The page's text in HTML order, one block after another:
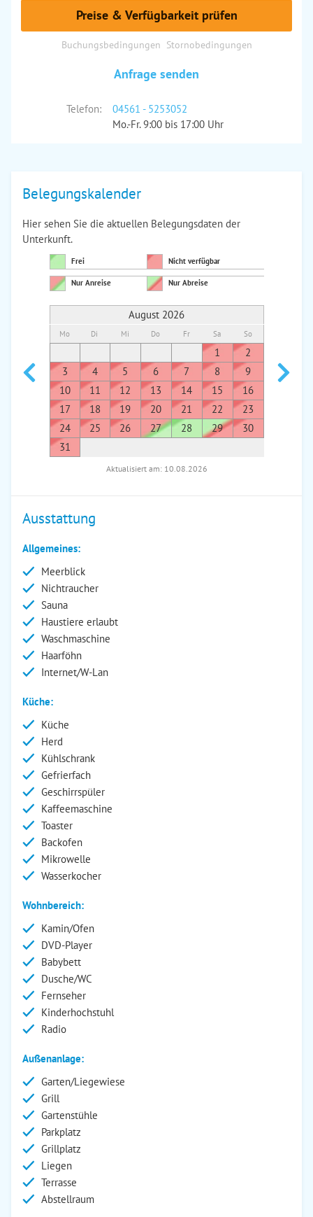
Preise & Verfügbarkeit prüfen
Buchungsbedingungen Stornobedingungen
Anfrage senden
Telefon:
04561 - 5253052
Mo.-Fr. 9:00 bis 17:00 Uhr
Belegungskalender
Hier sehen Sie die aktuellen Belegungsdaten der
Unterkunft.
Frei Nicht verfügbar
Nur Anreise Nur Abreise
August 2026
Mo Di Mi Do Fr Sa So
1
2
3
4 5 6 7 8
9
10
11 12 13 14 15
16
17
18 19 20 21 22
23
24
25 26 27 28 29
30
31
7
Aktualisiert am: 10.08.2026
Ausstattung
Allgemeines:
Meerblick
Nichtraucher
Sauna
Haustiere erlaubt
Waschmaschine
Haarföhn
Internet/W-Lan
Küche:
Küche
Herd
Kühlschrank
Gefrierfach
Geschirrspüler
Kaffeemaschine
Toaster
Backofen
Mikrowelle
Wasserkocher
Wohnbereich:
Kamin/Ofen
DVD-Player
Babybett
Dusche/WC
Fernseher
Kinderhochstuhl
Radio
Außenanlage:
Garten/Liegewiese
Grill
Gartenstühle
Parkplatz
Grillplatz
Liegen
Terrasse
Abstellraum